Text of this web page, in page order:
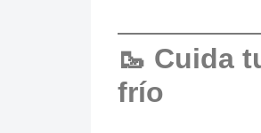
🥾 Cuida
frío